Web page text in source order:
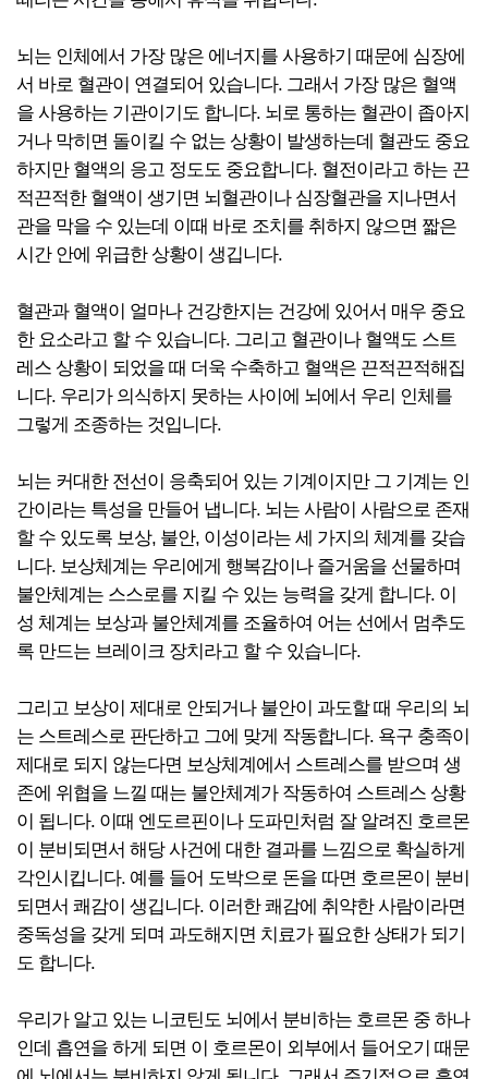
뇌는 인체에서 가장 많은 에너지를 사용하기 때문에 심장에
서 바로 혈관이 연결되어 있습니다. 그래서 가장 많은 혈액
을 사용하는 기관이기도 합니다. 뇌로 통하는 혈관이 좁아지
거나 막히면 돌이킬 수 없는 상황이 발생하는데 혈관도 중요
하지만 혈액의 응고 정도도 중요합니다. 혈전이라고 하는 끈
적끈적한 혈액이 생기면 뇌혈관이나 심장혈관을 지나면서
관을 막을 수 있는데 이때 바로 조치를 취하지 않으면 짧은
시간 안에 위급한 상황이 생깁니다.
혈관과 혈액이 얼마나 건강한지는 건강에 있어서 매우 중요
한 요소라고 할 수 있습니다. 그리고 혈관이나 혈액도 스트
레스 상황이 되었을 때 더욱 수축하고 혈액은 끈적끈적해집
니다. 우리가 의식하지 못하는 사이에 뇌에서 우리 인체를
그렇게 조종하는 것입니다.
뇌는 커대한 전선이 응축되어 있는 기계이지만 그 기계는 인
간이라는 특성을 만들어 냅니다. 뇌는 사람이 사람으로 존재
할 수 있도록 보상, 불안, 이성이라는 세 가지의 체계를 갖습
니다. 보상체계는 우리에게 행복감이나 즐거움을 선물하며
불안체계는 스스로를 지킬 수 있는 능력을 갖게 합니다. 이
성 체계는 보상과 불안체계를 조율하여 어는 선에서 멈추도
록 만드는 브레이크 장치라고 할 수 있습니다.
그리고 보상이 제대로 안되거나 불안이 과도할 때 우리의 뇌
는 스트레스로 판단하고 그에 맞게 작동합니다. 욕구 충족이
제대로 되지 않는다면 보상체계에서 스트레스를 받으며 생
존에 위협을 느낄 때는 불안체계가 작동하여 스트레스 상황
이 됩니다. 이때 엔도르핀이나 도파민처럼 잘 알려진 호르몬
이 분비되면서 해당 사건에 대한 결과를 느낌으로 확실하게
각인시킵니다. 예를 들어 도박으로 돈을 따면 호르몬이 분비
되면서 쾌감이 생깁니다. 이러한 쾌감에 취약한 사람이라면
중독성을 갖게 되며 과도해지면 치료가 필요한 상태가 되기
도 합니다.
우리가 알고 있는 니코틴도 뇌에서 분비하는 호르몬 중 하나
인데 흡연을 하게 되면 이 호르몬이 외부에서 들어오기 때문